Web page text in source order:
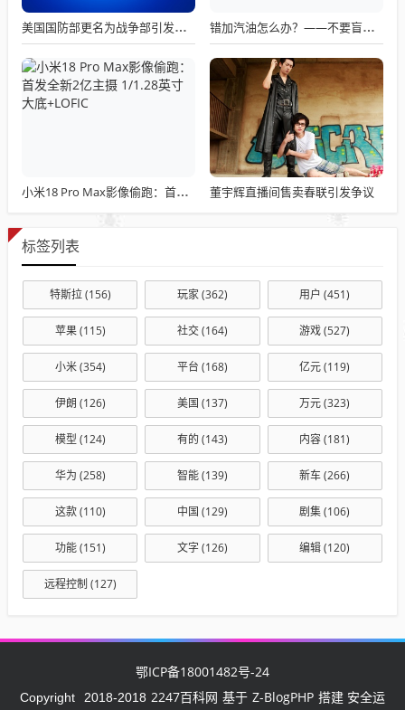
美国国防部更名为战争部引发关注热议 错加汽油怎么办？——不要盲目混合使用不同标号汽油
小米18 Pro Max影像偷跑：首发全新2亿主摄 1/1.28英寸大底+LOFIC 董宇辉直播间售卖春联引发争议
标签列表
特斯拉(156) 玩家(362) 用户 (451)
苹果(115) 社交(164) 游戏(527)
小米(354) 平台 (168) 亿元(119)
伊朗 (126) 美国 (137) 万元(323)
模型 (124) 有的 (143) 内容(181)
华为 (258) 智能(139) 新车(266)
这款(110) 中国 (129) 剧集(106)
功能(151) 文字(126) 编辑(120)
远程控制 (127)
鄂ICP备18001482号-24
Copyright 2018-2018 2247百科网 基于 Z-BlogPHP 搭建 安全运